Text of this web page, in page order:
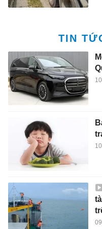
TIN